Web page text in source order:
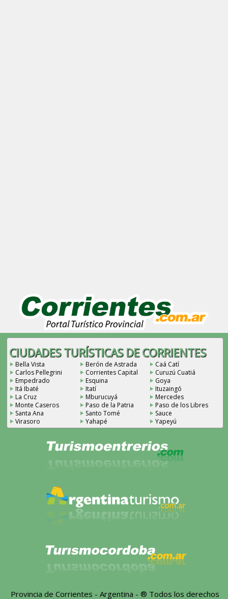
CIUDADES TURÍSTICAS DE CORRIENTES
Bella Vista Berón de Astrada
Caá Catí
Carlos Pellegrini
Corrientes Capital
Curuzú Cuatiá
Empedrado
Esquina
Goya
Itá Ibaté
Itatí
Ituzaingó
La Cruz
Mburucuyá
Mercedes
Monte Caseros
Paso de la Patria
Paso de los Libres
Santa Ana
Santo Tomé
Sauce
Virasoro
Yahapé Yapeyú
Provincia de Corrientes - Argentina - ® Todos los derechos